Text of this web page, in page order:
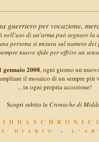
guerriero per vocazione,
di un'arma può segnare la
persona si misura sul numero
nuove sfide per offrire un
gennaio 2008, ogni giorno un
il mosaico di un sempre più
... in ogni propria accezione!
Scopri subito le Cronache di
DIARIO -